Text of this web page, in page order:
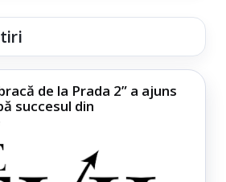
de la Prada 2” a ajuns
succesul din